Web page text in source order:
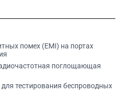
помех (EMI) на портах
поглощающая
тестирования беспроводных